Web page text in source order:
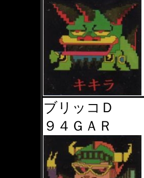
ブリッコＤ
９４ＧＡＲ